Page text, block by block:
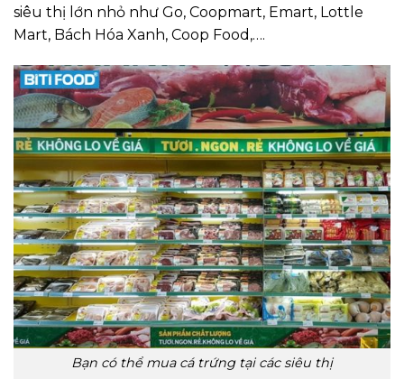
siêu thị lớn nhỏ như Go, Coopmart, Emart, Lottle
Mart, Bách Hóa Xanh, Coop Food,….
Bạn có thể mua cá trứng tại các siêu thị